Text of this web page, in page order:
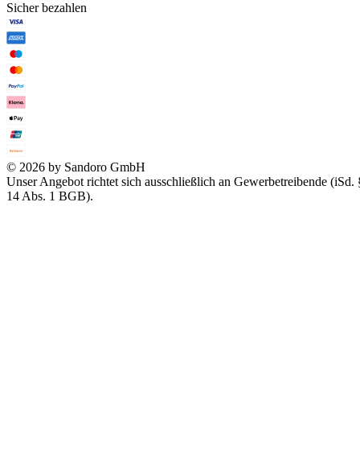
Sicher bezahlen
© 2026 by Sandoro GmbH
Unser Angebot richtet sich ausschließlich an Gewerbetreibende (iSd.
14 Abs. 1 BGB).